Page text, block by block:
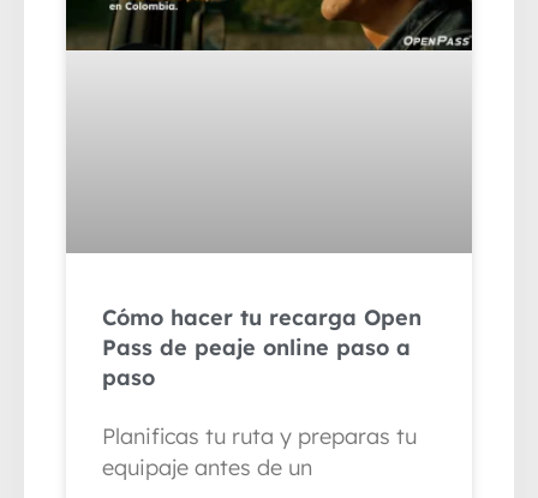
Cómo hacer tu recarga Open
Pass de peaje online paso a
paso
Planificas tu ruta y preparas tu
equipaje antes de un